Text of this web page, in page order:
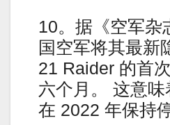
10。据《空军杂
国空军将其最新
21 Raider 的首
六个月。 这意
在 2022 年保持